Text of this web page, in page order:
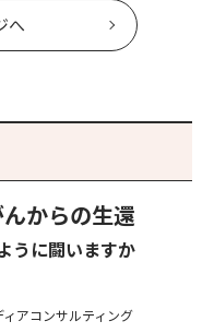
へ
からの生還
うに闘いますか
アコンサルティング